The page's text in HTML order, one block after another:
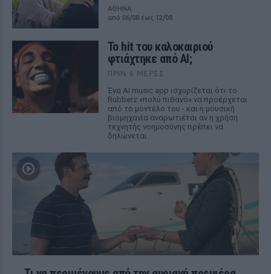
ΑΘΗΝΑ
από 06/08 έως 12/08
Το hit του καλοκαιριού
φτιάχτηκε από AI;
ΠΡΙΝ 6 ΜΈΡΕΣ
Ένα AI music app ισχυρίζεται ότι το
Rubberz «πολύ πιθανό» να προέρχεται
από το μοντέλο του - και η μουσική
βιομηχανία αναρωτιέται αν η χρήση
τεχνητής νοημοσύνης πρέπει να
δηλώνεται.